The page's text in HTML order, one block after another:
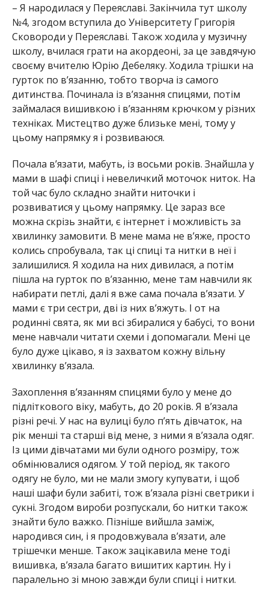
– Я народилася у Переяславі. Закінчила тут школу
№4, згодом вступила до Університету Григорія
Сковороди у Переяславі. Також ходила у музичну
школу, вчилася грати на акордеоні, за це завдячую
своєму вчителю Юрію Дебеляку. Ходила трішки на
гурток по в’язанню, тобто творча із самого
дитинства. Починала із в’язання спицями, потім
займалася вишивкою і в’язанням крючком у різних
техніках. Мистецтво дуже близьке мені, тому у
цьому напрямку я і розвиваюся.
Почала в’язати, мабуть, із восьми років. Знайшла у
мами в шафі спиці і невеличкий моточок ниток. На
той час було складно знайти ниточки і
розвиватися у цьому напрямку. Це зараз все
можна скрізь знайти, є інтернет і можливість за
хвилинку замовити. В мене мама не в’яже, просто
колись спробувала, так ці спиці та нитки в неї і
залишилися. Я ходила на них дивилася, а потім
пішла на гурток по в’язанню, мене там навчили як
набирати петлі, далі я вже сама почала в’язати. У
мами є три сестри, дві із них в’яжуть. І от на
родинні свята, як ми всі збиралися у бабусі, то вони
мене навчали читати схеми і допомагали. Мені це
було дуже цікаво, я із захватом кожну вільну
хвилинку в’язала.
Захоплення в’язанням спицями було у мене до
підліткового віку, мабуть, до 20 років. Я в’язала
різні речі. У нас на вулиці було п’ять дівчаток, на
рік менші та старші від мене, з ними я в’язала одяг.
Із цими дівчатами ми були одного розміру, тож
обмінювалися одягом. У той період, як такого
одягу не було, ми не мали змогу купувати, і щоб
наші шафи були забиті, тож в’язала різні светрики і
сукні. Згодом вироби розпускали, бо нитки також
знайти було важко. Пізніше вийшла заміж,
народився син, і я продовжувала в’язати, але
трішечки менше. Також зацікавила мене тоді
вишивка, в’язала багато вишитих картин. Ну і
паралельно зі мною завжди були спиці і нитки.